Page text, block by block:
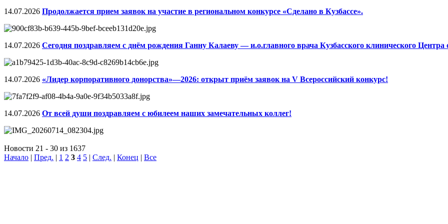
14.07.2026 Продолжается прием заявок на участие в региональном конкурсе «Сделано в Кузбассе».
14.07.2026 Сегодня поздравляем с днём рождения Ганну Калаеву — и.о.главного врача Кузбасского клинического
14.07.2026 «Лидер корпоративного донорства»—2026: открыт приём заявок на V Всероссийский конкурс!
14.07.2026 От всей души поздравляем с юбилеем наших замечательных коллег!
Новости 21 - 30 из 1637
Начало | Пред. | 1 2 3 4 5 | След. | Конец | Все